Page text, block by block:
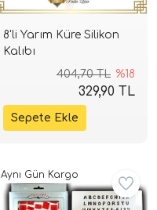
8'li Yarım Küre Silikon
Kalıbı
404,70 TL %18
329,90 TL
Aynı Gün Kargo